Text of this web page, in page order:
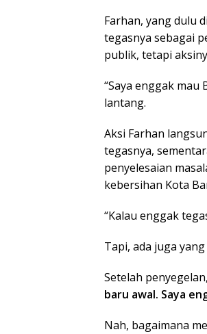
Farhan, yang dulu
tegasnya sebagai
publik, tetapi
“Saya enggak
lantang.
Aksi Farhan
tegasnya,
penyelesaian
kebersihan Kota
“Kalau enggak
Tapi, ada juga
Setelah
baru awal. Saya
Nah, bagaimana